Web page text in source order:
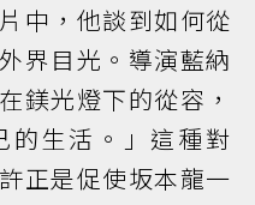
中，他談到如何從
界目光。導演藍納
鎂光燈下的從容，
的生活。」這種對
正是促使坂本龍一